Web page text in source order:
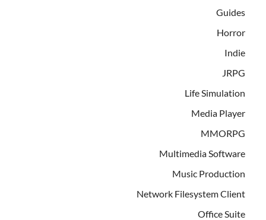
Guides
Horror
Indie
JRPG
Life Simulation
Media Player
MMORPG
Multimedia Software
Music Production
Network Filesystem Client
Office Suite